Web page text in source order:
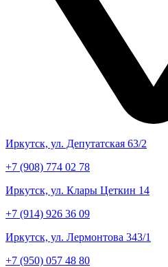
Иркутск, ул. Депутатская 63/2
+7 (908) 774 02 78
Иркутск, ул. Клары Цеткин 14
+7 (914) 926 36 09
Иркутск, ул. Лермонтова 343/1
+7 (950) 057 48 80